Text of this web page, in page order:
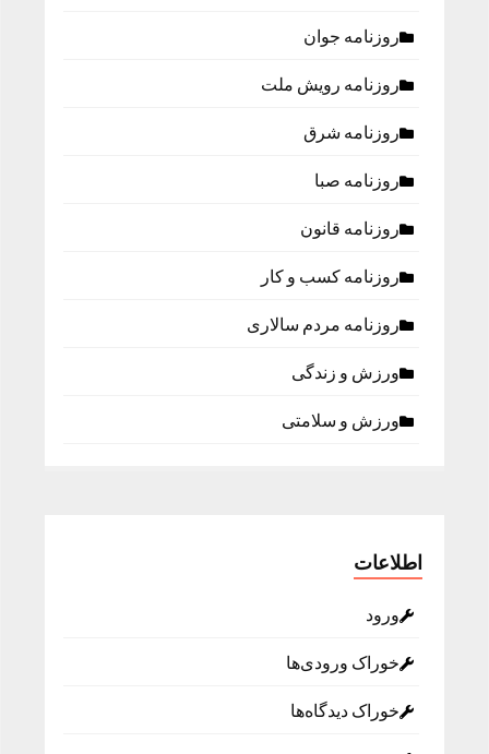
روزنامه جوان
روزنامه رویش ملت
روزنامه شرق
روزنامه صبا
روزنامه قانون
روزنامه كسب و كار
روزنامه مردم سالاری
ورزش و زندگی
ورزش و سلامتی
اطلاعات
ورود
خوراک ورودی‌ها
خوراک دیدگاه‌ها